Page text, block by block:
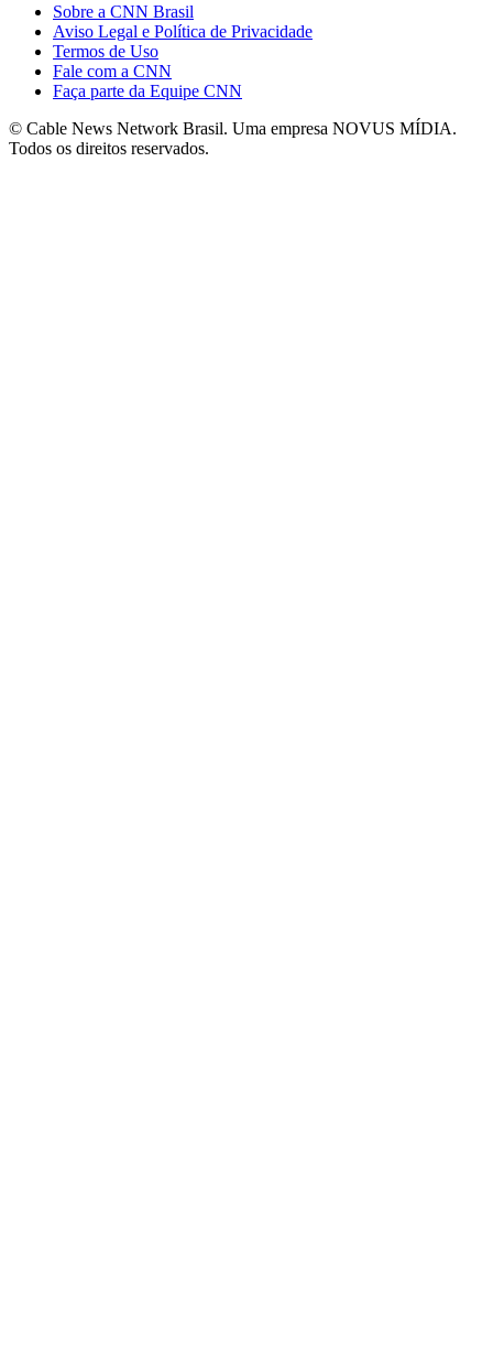
Sobre a CNN Brasil
Aviso Legal e Política de Privacidade
Termos de Uso
Fale com a CNN
Faça parte da Equipe CNN
© Cable News Network Brasil. Uma empresa NOVUS MÍDIA.
Todos os direitos reservados.